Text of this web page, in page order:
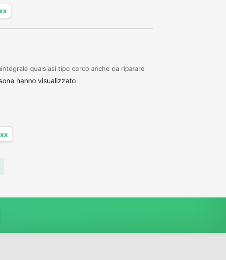
qualsiasi tipo cerco anche da riparare
hanno visualizzato